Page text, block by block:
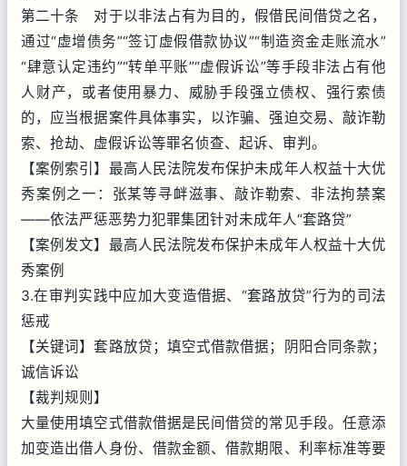
第二十条 对于以非法占有为目的，假借民间借贷之名，
通过“虚增债务”“签订虚假借款协议”“制造资金走账流水”
“肆意认定违约”“转单平账”“虚假诉讼”等手段非法占有他
人财产，或者使用暴力、威胁手段强立债权、强行索债
的，应当根据案件具体事实，以诈骗、强迫交易、敲诈勒
索、抢劫、虚假诉讼等罪名侦查、起诉、审判。
【案例索引】最高人民法院发布保护未成年人权益十大优
秀案例之一：张某等寻衅滋事、敲诈勒索、非法拘禁案
——依法严惩恶势力犯罪集团针对未成年人“套路贷”
【案例发文】最高人民法院发布保护未成年人权益十大优
秀案例
3.在审判实践中应加大变造借据、“套路放贷”行为的司法
惩戒
【关键词】套路放贷；填空式借款借据；阴阳合同条款；
诚信诉讼
【裁判规则】
大量使用填空式借款借据是民间借贷的常见手段。任意添
加变造出借人身份、借款金额、借款期限、利率标准等要